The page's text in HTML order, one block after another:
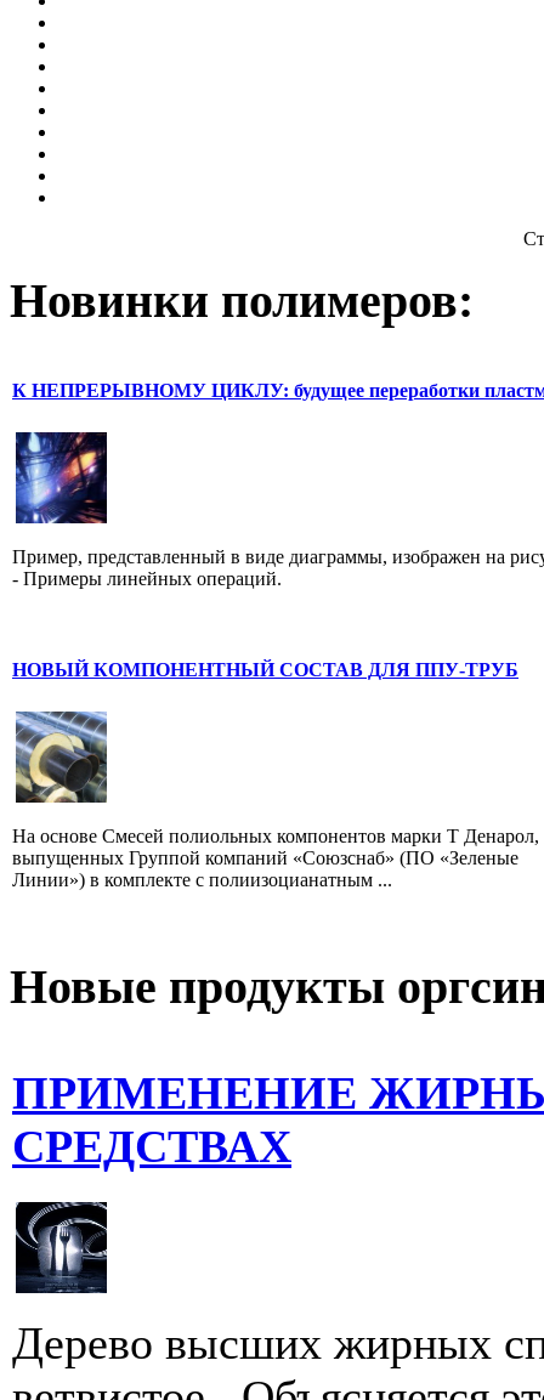
Новинки полимеров:
К НЕПРЕРЫВНОМУ ЦИКЛУ: будущее переработки
Пример, представленный в виде диаграммы, изображен на
- Примеры линейных операций.
НОВЫЙ КОМПОНЕНТНЫЙ СОСТАВ ДЛЯ ППУ-ТРУБ
На основе Смесей полиольных компонентов марки Т Денарол,
выпущенных Группой компаний «Союзснаб» (ПО «Зеленые
Линии») в комплекте с полиизоцианатным ...
Новые продукты
ПРИМЕНЕНИЕ
СРЕДСТВАХ
Дерево высших жирных